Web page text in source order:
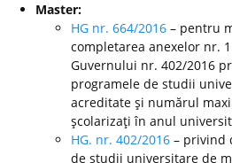
Master:
HG nr. 664/2016 – pentru
completarea anexelor nr.
Guvernului nr. 402/2016
programele de studii
acreditate şi numărul
şcolarizaţi în anul
HG. nr. 402/2016 – privind
de studii universitare de